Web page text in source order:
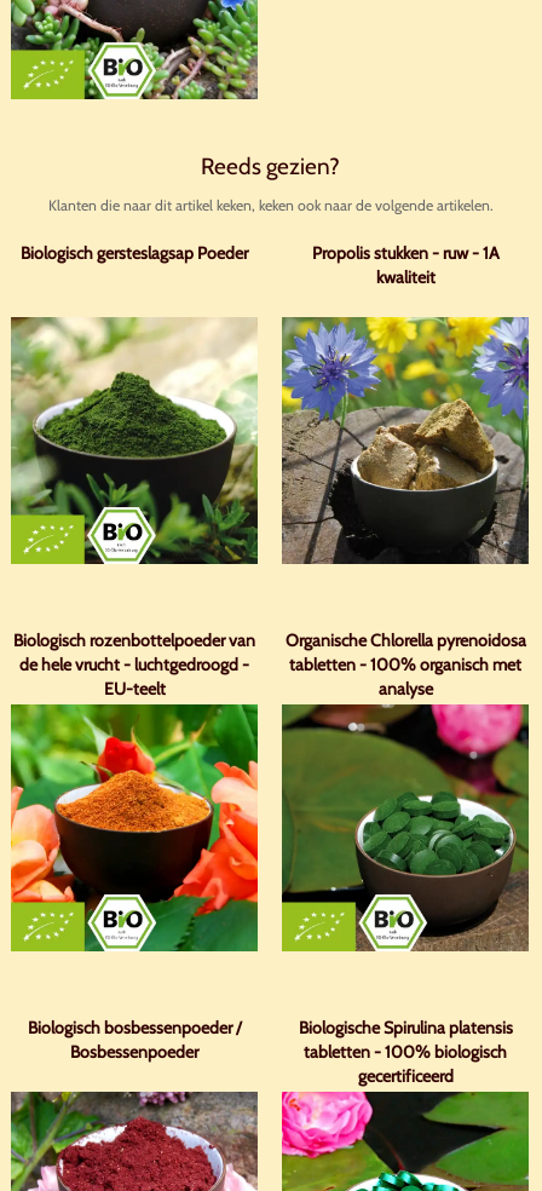
Reeds gezien?
Klanten die naar dit artikel keken, keken ook naar de volgende artikelen.
Biologisch gersteslagsap Poeder
Propolis stukken - ruw - 1A
kwaliteit
Biologisch rozenbottelpoeder van
de hele vrucht - luchtgedroogd -
EU-teelt
Organische Chlorella pyrenoidosa
tabletten - 100% organisch met
analyse
Biologisch bosbessenpoeder /
Bosbessenpoeder
Biologische Spirulina platensis
tabletten - 100% biologisch
gecertificeerd